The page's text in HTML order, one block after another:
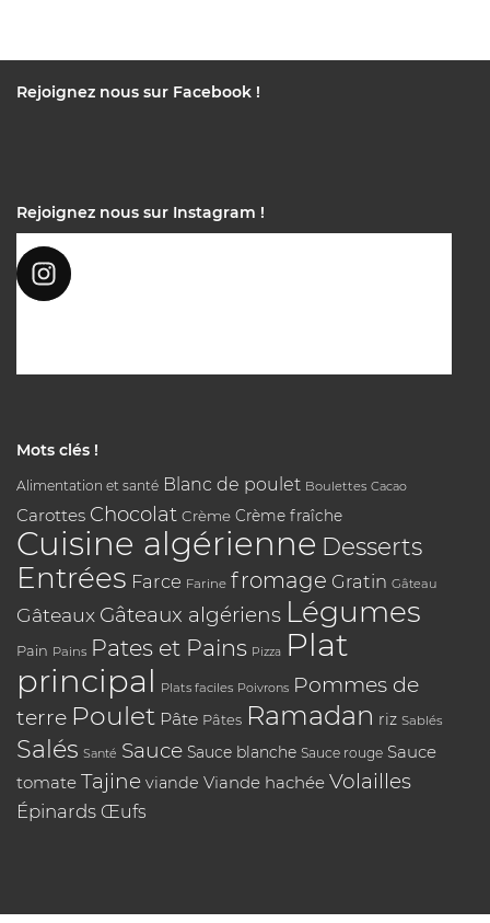
Rejoignez nous sur Facebook !
Rejoignez nous sur Instagram !
Mots clés !
Alimentation et santé Blanc de poulet Boulettes Cacao
Carottes Chocolat Crème Crème fraîche
Cuisine algérienne Desserts
Entrées Farce Farine fromage Gratin Gâteau
Gâteaux Gâteaux algériens Légumes
Pain Pains Pates et Pains Pizza Plat
principal Plats faciles Poivrons Pommes de
terre Poulet Pâte Pâtes Ramadan riz Sablés
Salés Santé Sauce Sauce blanche Sauce rouge Sauce
tomate Tajine viande Viande hachée Volailles
Épinards Œufs